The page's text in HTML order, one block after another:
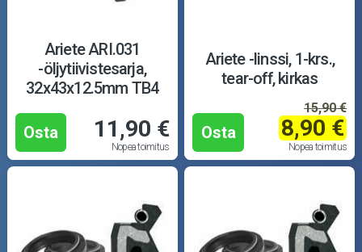
Ariete ARI.031
-öljytiivistesarja,
32x43x12.5mm TB4
Osta 11,90 €
Nopea toimitus
Ariete -linssi, 1-krs.,
tear-off, kirkas
Osta
15,90 €
8,90 €
Nopea toimitus